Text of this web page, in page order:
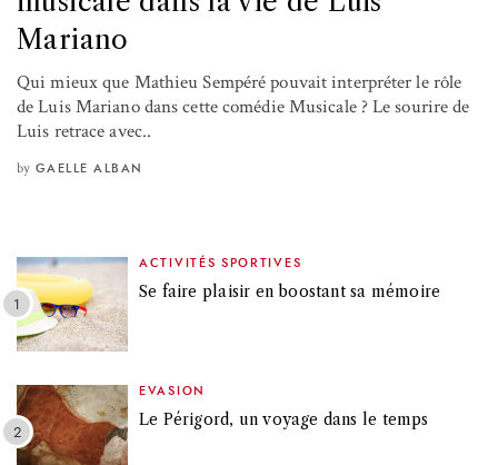
Mariano
Qui mieux que Mathieu Sempéré pouvait interpréter le rôle
de Luis Mariano dans cette comédie Musicale ? Le sourire de
Luis retrace avec..
by GAELLE ALBAN
ACTIVITÉS SPORTIVES
Se faire plaisir en boostant sa mémoire
EVASION
Le Périgord, un voyage dans le temps